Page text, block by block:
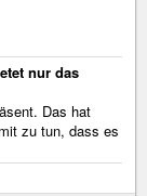
nur das
Das hat
zu tun, dass es